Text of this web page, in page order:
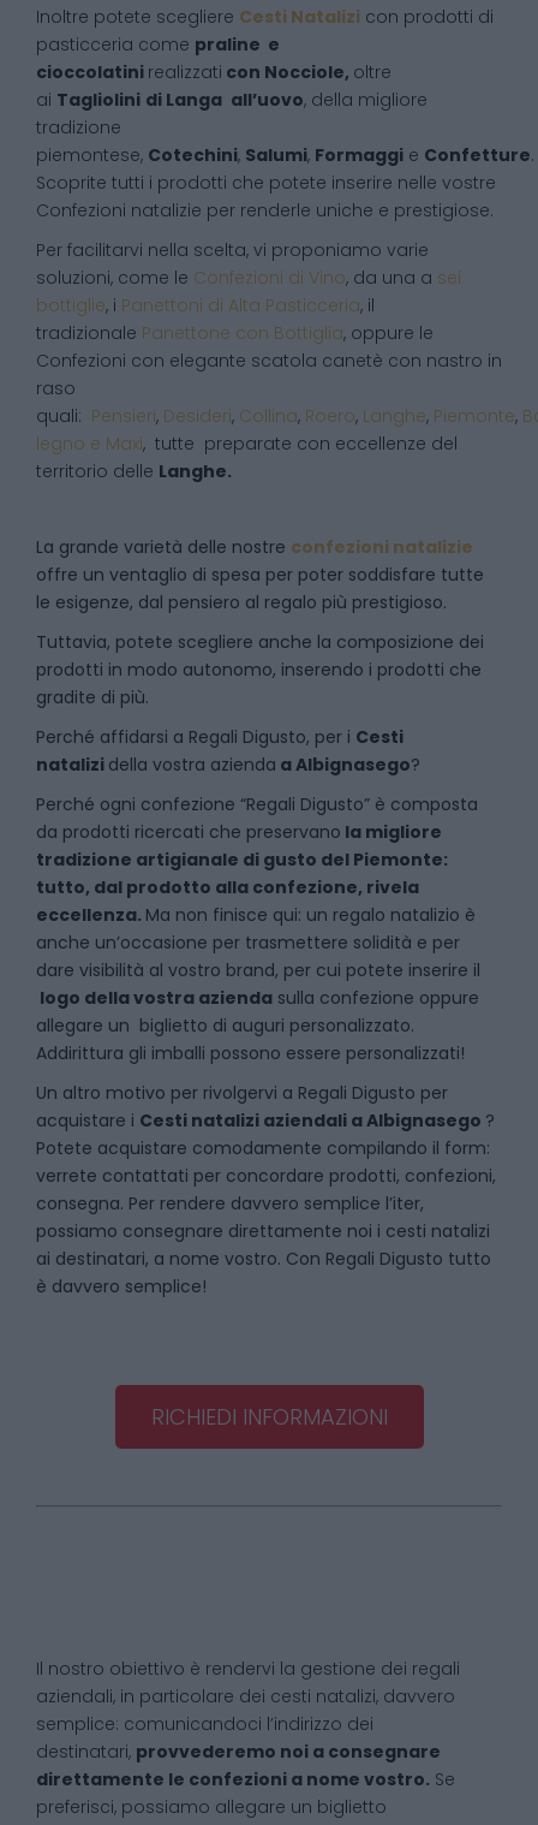
Inoltre potete scegliere Cesti Natalizi con prodotti di
pasticceria come praline e
cioccolatini realizzati con Nocciole, oltre
ai Tagliolini di Langa all’uovo, della migliore
tradizione
piemontese, Cotechini, Salumi, Formaggi e Confetture.
Scoprite tutti i prodotti che potete inserire nelle vostre
Confezioni natalizie per renderle uniche e prestigiose.
Per facilitarvi nella scelta, vi proponiamo varie
soluzioni, come le Confezioni di Vino, da una a sei
bottiglie, i Panettoni di Alta Pasticceria, il
tradizionale Panettone con Bottiglia, oppure le
Confezioni con elegante scatola canetè con nastro in
raso
quali: Pensieri, Desideri, Collina, Roero, Langhe, Piemonte,
legno e Maxi, tutte preparate con eccellenze del
territorio delle Langhe.
La grande varietà delle nostre confezioni natalizie
offre un ventaglio di spesa per poter soddisfare tutte
le esigenze, dal pensiero al regalo più prestigioso.
Tuttavia, potete scegliere anche la composizione dei
prodotti in modo autonomo, inserendo i prodotti che
gradite di più.
Perché affidarsi a Regali Digusto, per i Cesti
natalizi della vostra azienda aAlbignasego?
Perché ogni confezione “Regali Digusto” è composta
da prodotti ricercati che preservano la migliore
tradizione artigianale di gusto del Piemonte:
tutto, dal prodotto alla confezione, rivela
eccellenza. Ma non finisce qui: un regalo natalizio è
anche un’occasione per trasmettere solidità e per
dare visibilità al vostro brand, per cui potete inserire il
logo della vostra azienda sulla confezione oppure
allegare un biglietto di auguri personalizzato.
Addirittura gli imballi possono essere personalizzati!
Un altro motivo per rivolgervi a Regali Digusto per
acquistare i Cesti natalizi aziendali aAlbignasego ?
Potete acquistare comodamente compilando il form:
verrete contattati per concordare prodotti, confezioni,
consegna. Per rendere davvero semplice l’iter,
possiamo consegnare direttamente noi i cesti natalizi
ai destinatari, a nome vostro. Con Regali Digusto tutto
è davvero semplice!
RICHIEDI INFORMAZIONI
Il nostro obiettivo è rendervi la gestione dei regali
aziendali, in particolare dei cesti natalizi, davvero
semplice: comunicandoci l’indirizzo dei
destinatari, provvederemo noi a consegnare
direttamente le confezioni a nome vostro. Se
preferisci, possiamo allegare un biglietto